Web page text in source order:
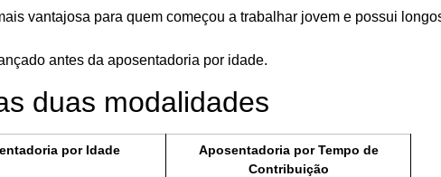
vantajosa para quem começou a trabalhar jovem e possui
antes da aposentadoria por idade.
duas modalidades
por Idade
Aposentadoria por Tempo de
Contribuição